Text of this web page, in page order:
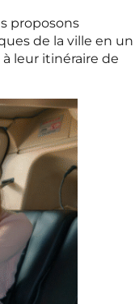
proposons
de la ville en un
leur itinéraire de